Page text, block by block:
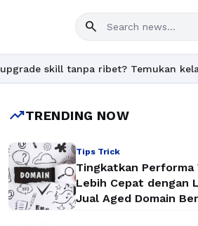
search
ribet? Temukan kelas seru dan
trending_upTRENDING NOW
Tips Trick
Tingkatkan Performa
Lebih Cepat dengan
Jual Aged Domain